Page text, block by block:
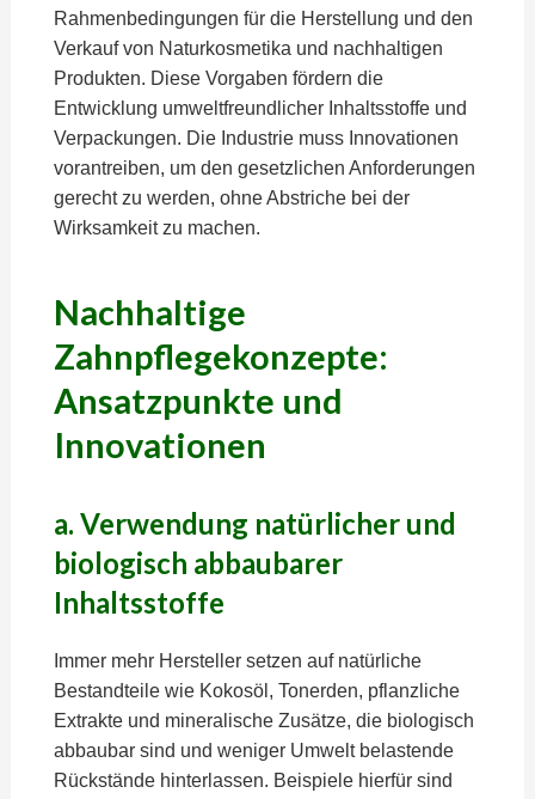
Rahmenbedingungen für die Herstellung und den
Verkauf von Naturkosmetika und nachhaltigen
Produkten. Diese Vorgaben fördern die
Entwicklung umweltfreundlicher Inhaltsstoffe und
Verpackungen. Die Industrie muss Innovationen
vorantreiben, um den gesetzlichen Anforderungen
gerecht zu werden, ohne Abstriche bei der
Wirksamkeit zu machen.
Nachhaltige
Zahnpflegekonzepte:
Ansatzpunkte und
Innovationen
a. Verwendung natürlicher und
biologisch abbaubarer
Inhaltsstoffe
Immer mehr Hersteller setzen auf natürliche
Bestandteile wie Kokosöl, Tonerden, pflanzliche
Extrakte und mineralische Zusätze, die biologisch
abbaubar sind und weniger Umwelt belastende
Rückstände hinterlassen. Beispiele hierfür sind